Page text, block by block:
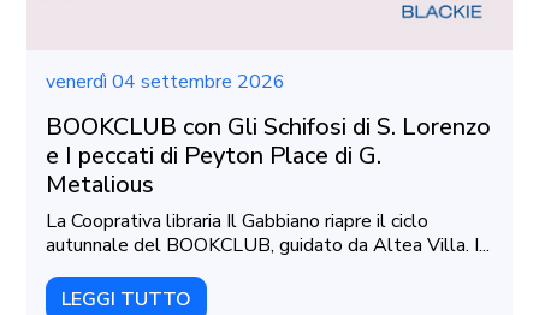
venerdì 04 settembre 2026
BOOKCLUB con Gli Schifosi di S. Lorenzo
e I peccati di Peyton Place di G.
Metalious
La Cooprativa libraria Il Gabbiano riapre il ciclo
autunnale del BOOKCLUB, guidato da Altea Villa. I...
LEGGI TUTTO